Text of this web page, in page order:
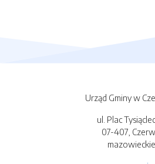
Urząd Gminy w
ul. Plac
07-407,
mazowieckie